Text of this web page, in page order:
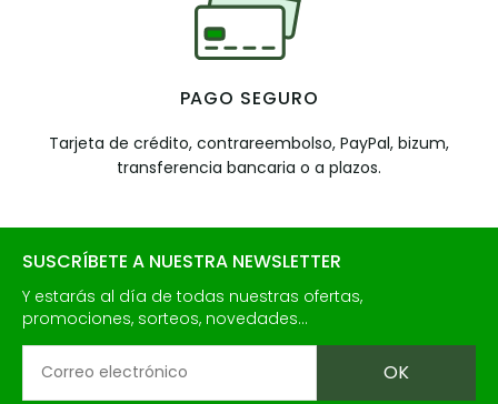
PAGO SEGURO
Tarjeta de crédito, contrareembolso, PayPal, bizum,
transferencia bancaria o a plazos.
SUSCRÍBETE A NUESTRA NEWSLETTER
Y estarás al día de todas nuestras ofertas,
promociones, sorteos, novedades...